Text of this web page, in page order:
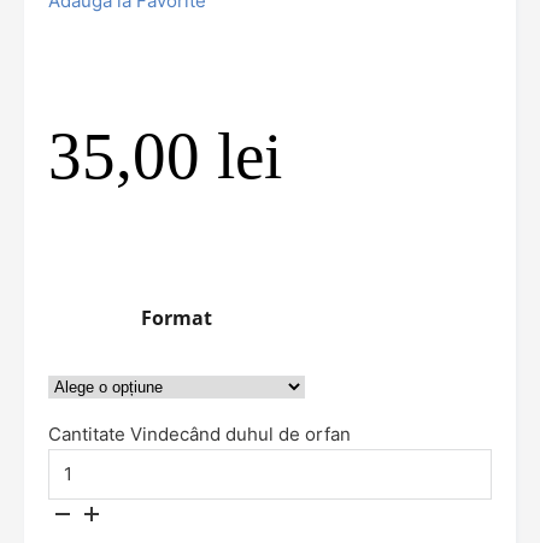
35,00 lei
Format
Cantitate Vindecând duhul de orfan